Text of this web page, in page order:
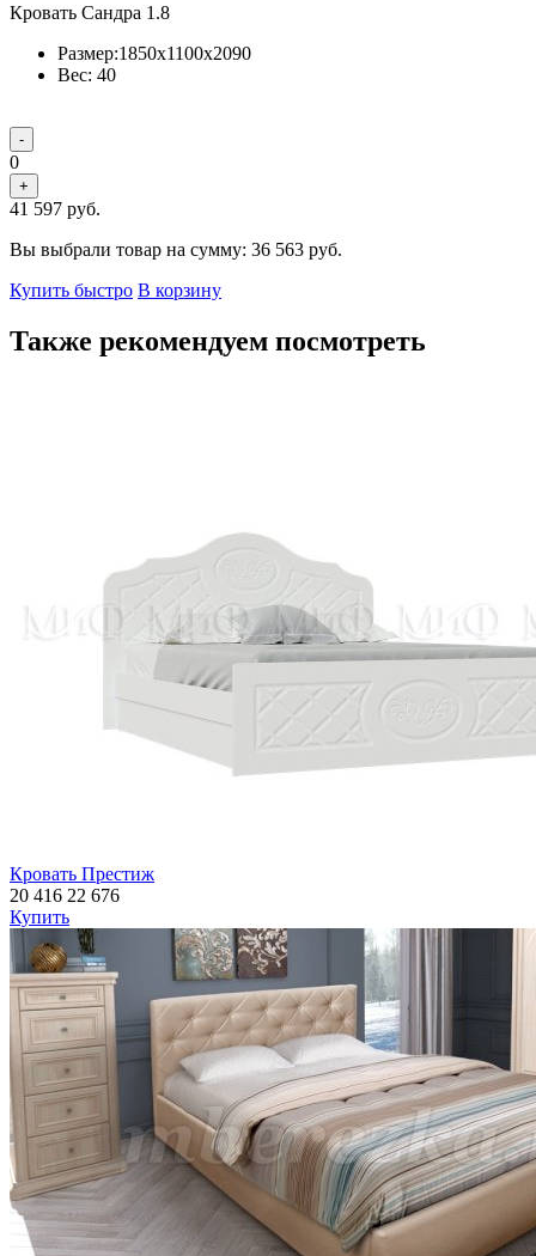
Кровать Сандра 1.8
Размер:1850x1100x2090
Вес: 40
-
0
+
41 597 руб.
Вы выбрали товар на сумму: 36 563 руб.
Купить быстро В корзину
Также рекомендуем посмотреть
Кровать Престиж
20 416 22 676
Купить